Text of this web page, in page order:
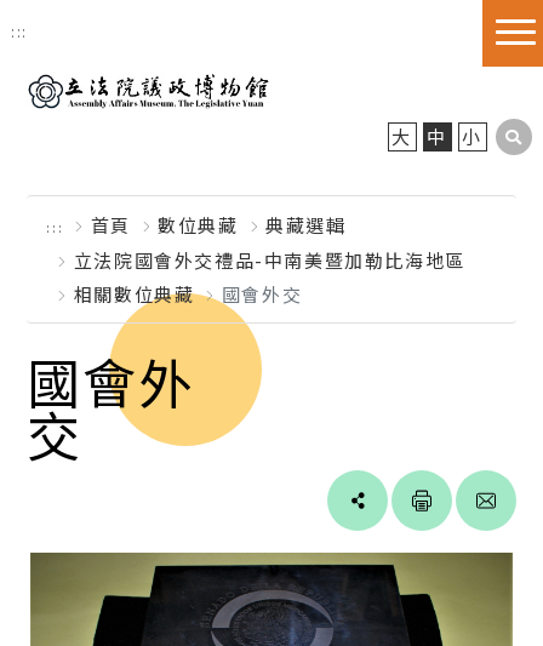
跳到主要內容區塊
:::
大 中 小
::: 首頁 數位典藏
典藏選輯
立法院國會外交禮品-中南美暨加勒比海地區
相關數位典藏
國會外交
國會外
交
facebook
Line
twitter blogger